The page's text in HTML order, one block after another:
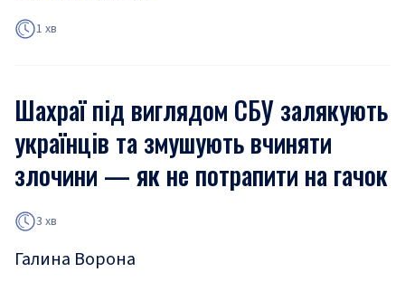
1 хв
Шахраї під виглядом СБУ залякують
українців та змушують вчиняти
злочини — як не потрапити на гачок
3 хв
Галина Ворона